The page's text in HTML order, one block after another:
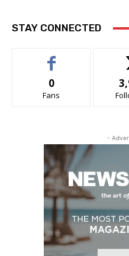
STAY CONNECTED
0
Fans
-